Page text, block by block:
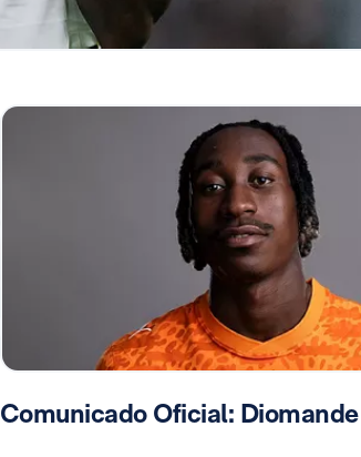
Comunicado Oficial: Diomande